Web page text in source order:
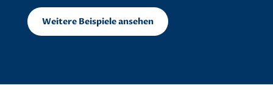
Weitere Beispiele ansehen